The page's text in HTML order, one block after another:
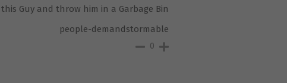
Guy and throw him in a Garbage Bin.
people-demandstormable
0